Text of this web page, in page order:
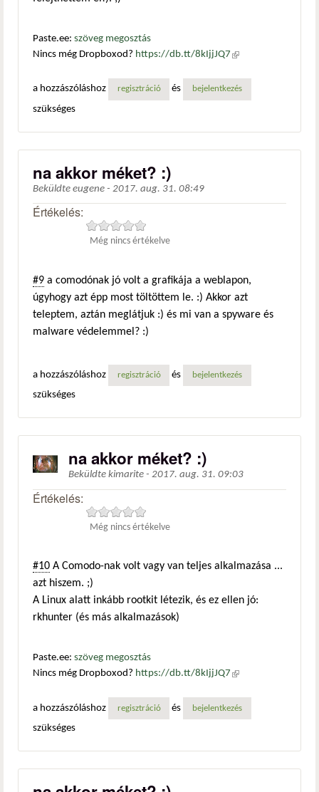
Paste.ee: szöveg megosztás
Nincs még Dropboxod? https://db.tt/8kIjjJQ7 (külső
a hozzászóláshoz
regisztráció és bejelentkezés
szükséges
na akkor méket? :)
Beküldte eugene - 2017. aug. 31. 08:49
Értékelés:
Még nincs értékelve
#9 a comodónak jó volt a grafikája a weblapon,
úgyhogy azt épp most töltöttem le. :) Akkor azt
teleptem, aztán meglátjuk :) és mi van a spyware és
malware védelemmel? :)
a hozzászóláshoz regisztráció és bejelentkezés
szükséges
na akkor méket? :)
Beküldte kimarite - 2017. aug. 31. 09:03
Értékelés:
Még nincs értékelve
#10 A Comodo-nak volt vagy van teljes alkalmazása ...
azt hiszem. ;)
A Linux alatt inkább rootkit létezik, és ez ellen jó:
rkhunter (és más alkalmazások)
Paste.ee: szöveg megosztás
Nincs még Dropboxod? https://db.tt/8kIjjJQ7 (külső
a hozzászóláshoz
regisztráció és bejelentkezés
szükséges